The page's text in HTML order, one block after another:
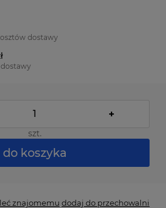
dostawy
dostawy
+
szt.
do koszyka
znajomemu dodaj do przechowalni